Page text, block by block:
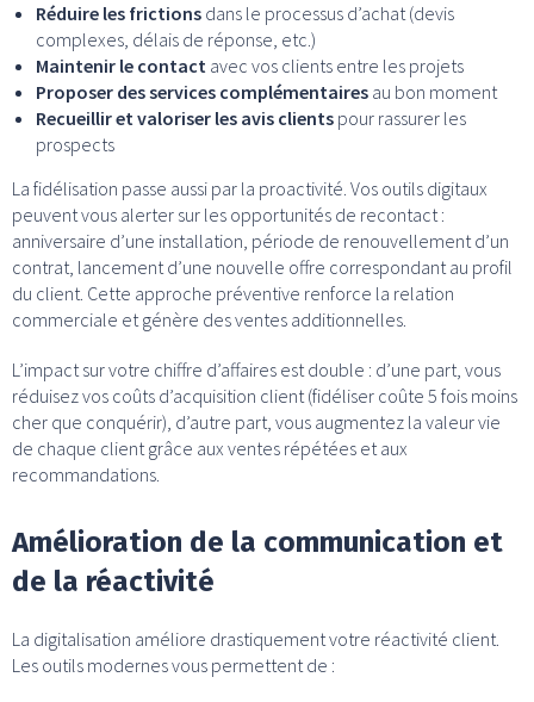
Réduire les frictions dans le processus d’achat (devis
complexes, délais de réponse, etc.)
Maintenir le contact avec vos clients entre les projets
Proposer des services complémentaires au bon moment
Recueillir et valoriser les avis clients pour rassurer les
prospects
La fidélisation passe aussi par la proactivité. Vos outils digitaux
peuvent vous alerter sur les opportunités de recontact :
anniversaire d’une installation, période de renouvellement d’un
contrat, lancement d’une nouvelle offre correspondant au profil
du client. Cette approche préventive renforce la relation
commerciale et génère des ventes additionnelles.
L’impact sur votre chiffre d’affaires est double : d’une part, vous
réduisez vos coûts d’acquisition client (fidéliser coûte 5 fois moins
cher que conquérir), d’autre part, vous augmentez la valeur vie
de chaque client grâce aux ventes répétées et aux
recommandations.
Amélioration de la communication et
de la réactivité
La digitalisation améliore drastiquement votre réactivité client.
Les outils modernes vous permettent de :